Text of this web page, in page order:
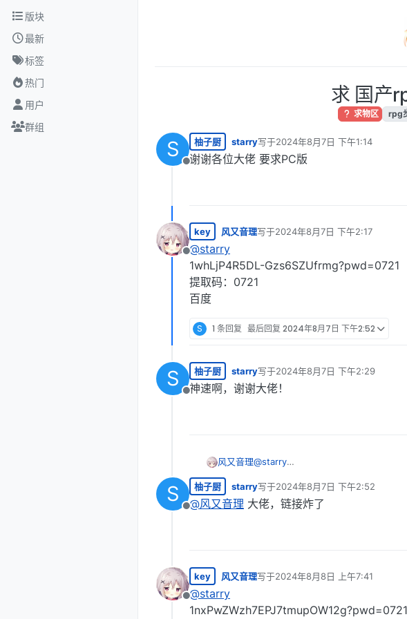
跳转至内容
版块
最新
标签
热门
用户
群组
求 国产
求物区 rpg
S
离线
柚子厨 starry写于2024年8月7日 下午1:14
最后由 编辑
谢谢各位大佬 要求PC版
离线
key 风又音理写于2024年8月7日 下午2:17
最后由 编辑
@starry
1whLjP4R5DL-Gzs6SZUfrmg?pwd=0721
提取码：0721
百度
S 1 条回复 最后回复 2024年8月7日 下午2:52
S
离线
柚子厨 starry写于2024年8月7日 下午2:29
最后由 编辑
神速啊，谢谢大佬！
风又音理@starry
提取码：0721
百度
S
离线
柚子厨 starry写于2024年8月7日 下午2:52
最后由 编辑
@风又音理 大佬，链接炸了
离线
key 风又音理写于2024年8月8日 上午7:41
最后由 编辑
@starry
1nxPwZWzh7EPJ7tmupOW12g?pwd=0721